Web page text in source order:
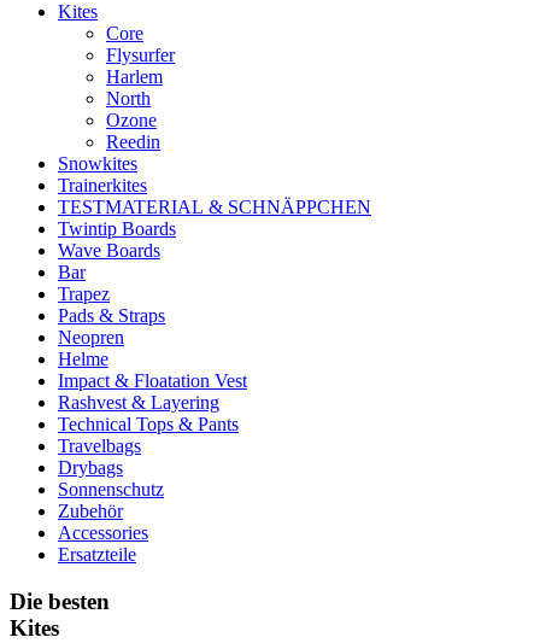
Kites
Core
Flysurfer
Harlem
North
Ozone
Reedin
Snowkites
Trainerkites
TESTMATERIAL & SCHNÄPPCHEN
Twintip Boards
Wave Boards
Bar
Trapez
Pads & Straps
Neopren
Helme
Impact & Floatation Vest
Rashvest & Layering
Technical Tops & Pants
Travelbags
Drybags
Sonnenschutz
Zubehör
Accessories
Ersatzteile
Die besten
Kites